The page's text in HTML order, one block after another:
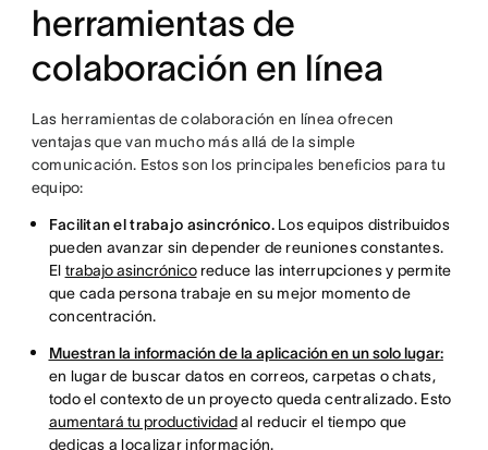
herramientas de
colaboración en línea
Las herramientas de colaboración en línea ofrecen
ventajas que van mucho más allá de la simple
comunicación. Estos son los principales beneficios para tu
equipo:
Facilitan el trabajo asincrónico.Los equipos distribuidos
pueden avanzar sin depender de reuniones constantes.
El trabajo asincrónicoreduce las interrupciones y permite
que cada persona trabaje en su mejor momento de
concentración.
Muestran la información de la aplicación en un solo lugar:
en lugar de buscar datos en correos, carpetas o chats,
todo el contexto de un proyecto queda centralizado. Esto
aumentará tu productividadal reducir el tiempo que
dedicas a localizar información.